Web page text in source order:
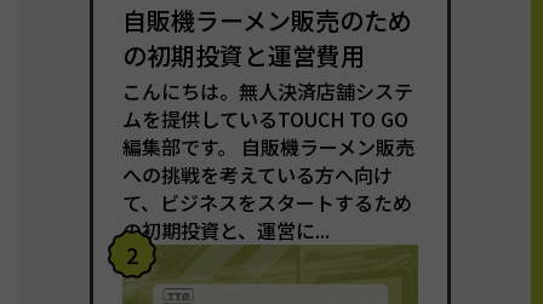
自販機ラーメン販売のため
の初期投資と運営費用
こんにちは。無人決済店舗システ
ムを提供しているTOUCH TO GO
編集部です。 自販機ラーメン販売
への挑戦を考えている方へ向け
て、ビジネスをスタートするため
の初期投資と、運営に...
2